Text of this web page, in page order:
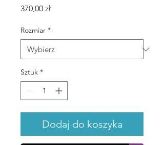
370,00 złCena
Rozmiar *
Sztuk *
Dodaj do koszyka